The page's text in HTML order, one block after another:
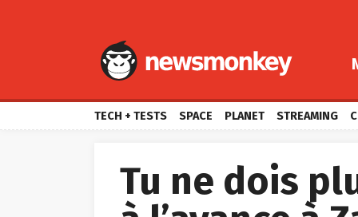
TECH + TESTS SPACE PLANET STREAMING
Tu ne dois